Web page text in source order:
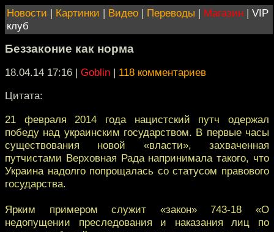
Новости | Картинки | Видео | Переводы | Магазин | VIP
клуб
Беззаконие как норма
18.04.14 17:16 | Goblin | 118 комментариев
Цитата:
21 февраля 2014 года нацистский путч одержал
победу над украинским государством. В первые часы
существования новой «власти», захваченная
путчистами Верховная Рада напринимала такого, что
Украина надолго попрощалась со статусом правового
государства.
Ярким примером служит «закон» 743-18 «О
недопущении преследования и наказания лиц по